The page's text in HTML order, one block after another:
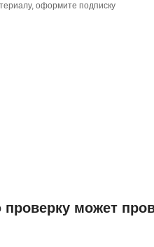
оформите подписку
может